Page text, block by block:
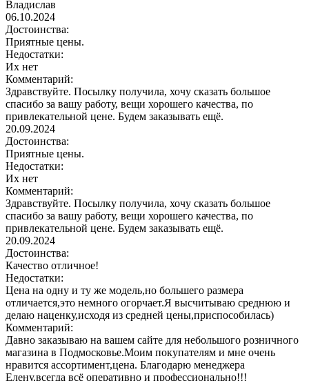
Владислав
06.10.2024
Достоинства:
Приятные цены.
Недостатки:
Их нет
Комментарий:
Здравствуйте. Посылку получила, хочу сказать большое
спасибо за вашу работу, вещи хорошего качества, по
привлекательной цене. Будем заказывать ещё.
20.09.2024
Достоинства:
Приятные цены.
Недостатки:
Их нет
Комментарий:
Здравствуйте. Посылку получила, хочу сказать большое
спасибо за вашу работу, вещи хорошего качества, по
привлекательной цене. Будем заказывать ещё.
20.09.2024
Достоинства:
Качество отличное!
Недостатки:
Цена на одну и ту же модель,но большего размера
отличается,это немного огорчает.Я высчитываю среднюю и
делаю наценку,исходя из средней цены,приспособилась)
Комментарий:
Давно заказываю на вашем сайте для небольшого розничного
магазина в Подмосковье.Моим покупателям и мне очень
нравится ассортимент,цена. Благодарю менеджера
Елену,всегда всё оперативно и профессионально!!!